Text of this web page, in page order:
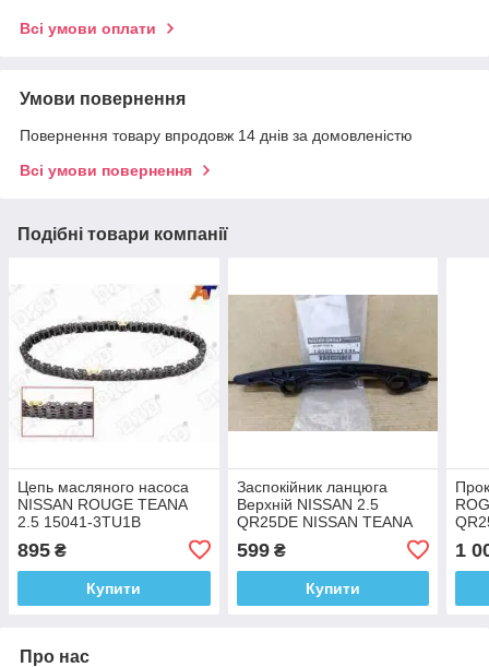
Всі умови оплати
Умови повернення
Повернення товару впродовж 14 днів за домовленістю
Всі умови повернення
Подібні товари компанії
Цепь масляного насоса
NISSAN ROUGE TEANA
2.5 15041-3TU1B
895 ₴
Купити
Заспокійник ланцюга
Верхній NISSAN 2.5
QR25DE NISSAN TEANA
599₴
Купити
1
Про нас